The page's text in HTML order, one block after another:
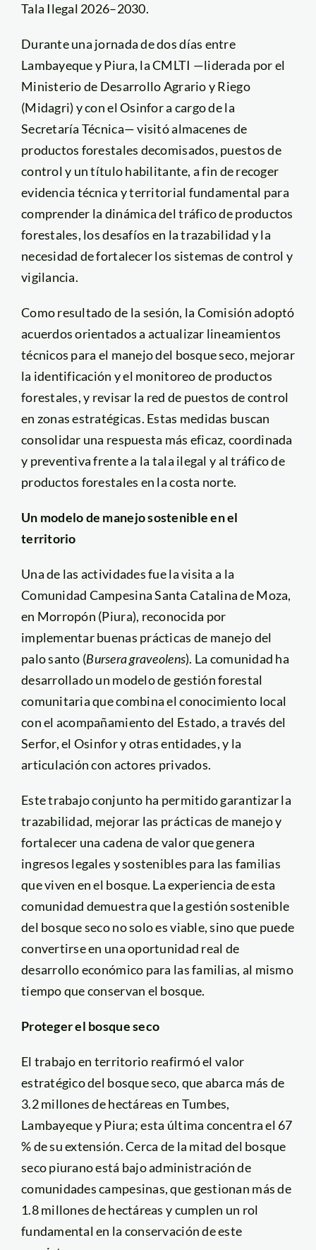
Tala Ilegal 2026–2030.
Durante una jornada de dos días entre
Lambayeque y Piura, la CMLTI —liderada por el
Ministerio de Desarrollo Agrario y Riego
(Midagri) y con el Osinfor a cargo de la
Secretaría Técnica— visitó almacenes de
productos forestales decomisados, puestos de
control y un título habilitante, a fin de recoger
evidencia técnica y territorial fundamental para
comprender la dinámica del tráfico de productos
forestales, los desafíos en la trazabilidad y la
necesidad de fortalecer los sistemas de control y
vigilancia.
Como resultado de la sesión, la Comisión adoptó
acuerdos orientados a actualizar lineamientos
técnicos para el manejo del bosque seco, mejorar
la identificación y el monitoreo de productos
forestales, y revisar la red de puestos de control
en zonas estratégicas. Estas medidas buscan
consolidar una respuesta más eficaz, coordinada
y preventiva frente a la tala ilegal y al tráfico de
productos forestales en la costa norte.
Un modelo de manejo sostenible en el
territorio
Una de las actividades fue la visita a la
Comunidad Campesina Santa Catalina de Moza,
en Morropón (Piura), reconocida por
implementar buenas prácticas de manejo del
palo santo (Bursera graveolens). La comunidad ha
desarrollado un modelo de gestión forestal
comunitaria que combina el conocimiento local
con el acompañamiento del Estado, a través del
Serfor, el Osinfor y otras entidades, y la
articulación con actores privados.
Este trabajo conjunto ha permitido garantizar la
trazabilidad, mejorar las prácticas de manejo y
fortalecer una cadena de valor que genera
ingresos legales y sostenibles para las familias
que viven en el bosque. La experiencia de esta
comunidad demuestra que la gestión sostenible
del bosque seco no solo es viable, sino que puede
convertirse en una oportunidad real de
desarrollo económico para las familias, al mismo
tiempo que conservan el bosque.
Proteger el bosque seco
El trabajo en territorio reafirmó el valor
estratégico del bosque seco, que abarca más de
3.2 millones de hectáreas en Tumbes,
Lambayeque y Piura; esta última concentra el 67
% de su extensión. Cerca de la mitad del bosque
seco piurano está bajo administración de
comunidades campesinas, que gestionan más de
1.8 millones de hectáreas y cumplen un rol
fundamental en la conservación de este